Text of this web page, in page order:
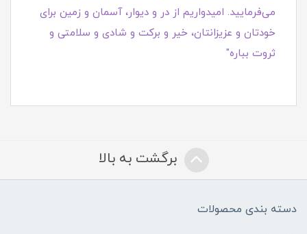
می‌فرمایید. امیدواریم از در و دیوار، آسمان و زمین برای
خودتان و عزیزانتان، خیر و برکت و شادی و سلامتی و
ثروت بباره"
برگشت به بالا
دسته بندی محصولات